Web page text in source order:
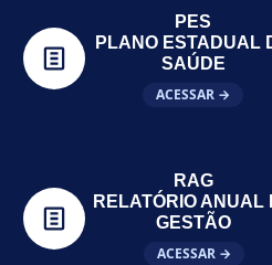
PES
PLANO ESTADUAL
SAÚDE
ACESSAR →
RAG
RELATÓRIO ANUAL
GESTÃO
ACESSAR →